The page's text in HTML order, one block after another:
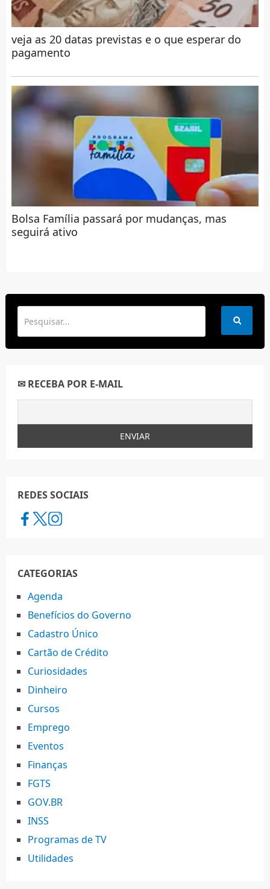
veja as 20 datas previstas e o que esperar do
pagamento
Bolsa Família passará por mudanças, mas
seguirá ativo
✉ RECEBA POR E-MAIL
REDES SOCIAIS
CATEGORIAS
Agenda
Benefícios do Governo
Cadastro Único
Cartão de Crédito
Curiosidades
Dinheiro
Cursos
Emprego
Eventos
Finanças
FGTS
GOV.BR
INSS
Programas de TV
Utilidades